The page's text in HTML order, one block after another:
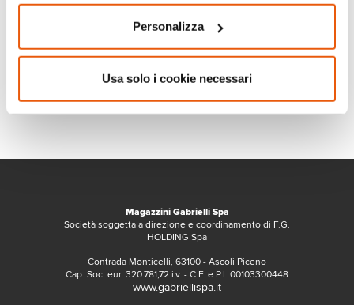
Personalizza
Usa solo i cookie necessari
Magazzini Gabrielli Spa
Società soggetta a direzione e coordinamento di F.G.
HOLDING Spa
Contrada Monticelli, 63100 - Ascoli Piceno
Cap. Soc. eur. 320.781,72 i.v. - C.F. e P.I. 00103300448
www.gabriellispa.it